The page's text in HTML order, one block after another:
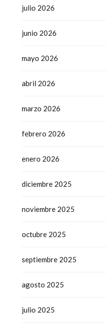
julio 2026
junio 2026
mayo 2026
abril 2026
marzo 2026
febrero 2026
enero 2026
diciembre 2025
noviembre 2025
octubre 2025
septiembre 2025
agosto 2025
julio 2025